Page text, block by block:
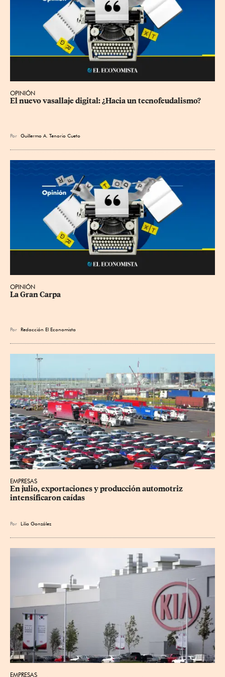
OPINIÓN
El nuevo vasallaje digital: ¿Hacia un tecnofeudalismo?
Por Guillermo A. Tenorio Cueto
OPINIÓN
La Gran Carpa
Por Redacción El Economista
EMPRESAS
En julio, exportaciones y producción automotriz
intensificaron caídas
Por Lilia González
EMPRESAS